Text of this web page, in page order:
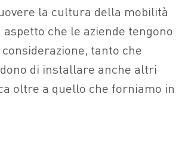
la cultura della mobilità
che le aziende tengono
tanto che
di installare anche altri
oltre a quello che forniamo in